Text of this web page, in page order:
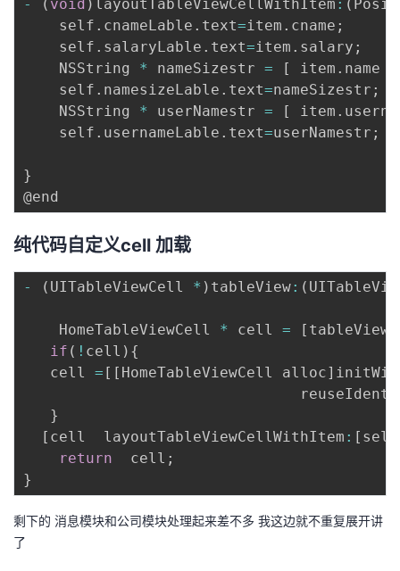
- ( void ) layoutTableViewCellWithItem : (
    self
. cnameLable . text=item . cname ;
    self
. salaryLable . text=item . salary ;
    NSString
* nameSizestr = [ item . name
    self
. namesizeLable . text=nameSizestr ;
    NSString
* userNamestr = [ item .
    self
. usernameLable . text=userNamestr ;
}
纯代码自定义cell 加载
- ( UITableViewCell * ) tableView: (
    HomeTableViewCell
* cell = [ tableView
if ( ! cell ) {
   cell
= [ [ HomeTableViewCell alloc]
}
[ cell  layoutTableViewCellWithItem : [ self
return
  cell
;
}
剩下的 消息模块和公司模块处理起来差不多 我这边就不重复展开讲
了